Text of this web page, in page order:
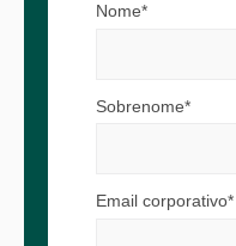
Nome*
Sobrenome*
Email corporativo*